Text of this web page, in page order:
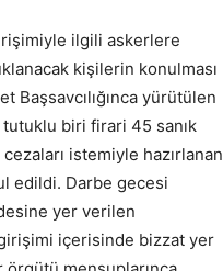
ilgili askerlere
kişilerin konulması
Başsavcılığınca yürütülen
tutuklu biri firari 45 sanık
istemiyle hazırlanan
edildi. Darbe gecesi
yer verilen
girişimi içerisinde bizzat yer